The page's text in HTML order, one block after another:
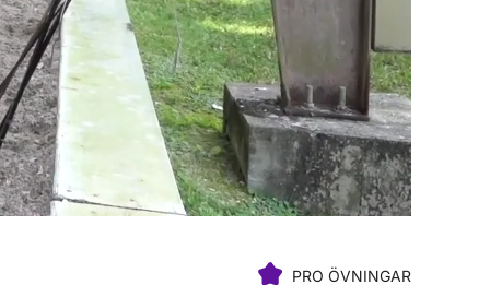
PRO ÖVNINGAR